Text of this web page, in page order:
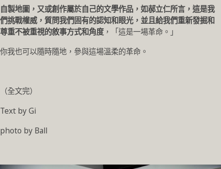
自製地圖，又或創作屬於自己的文學作品，如郝立仁所言，這是我
們挑戰權威，質問我們固有的認知和眼光，並且給我們重新發掘和
尊重不被重視的敘事方式和角度，「這是一場革命。」
你我也可以隨時隨地，參與這場溫柔的革命。
（全文完）
Text by Gi
photo by Ball